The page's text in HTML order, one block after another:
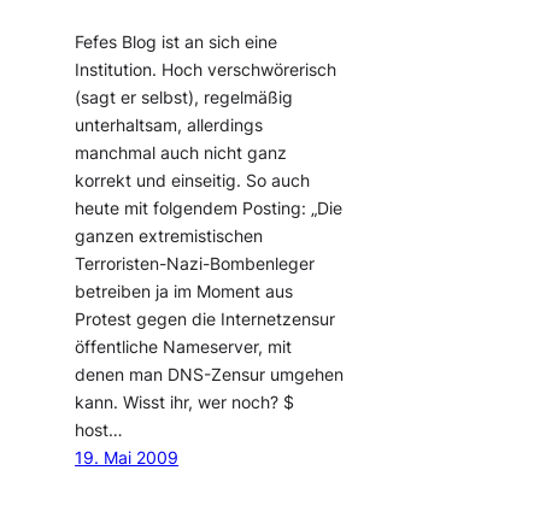
Fefes Blog ist an sich eine
Institution. Hoch verschwörerisch
(sagt er selbst), regelmäßig
unterhaltsam, allerdings
manchmal auch nicht ganz
korrekt und einseitig. So auch
heute mit folgendem Posting: „Die
ganzen extremistischen
Terroristen-Nazi-Bombenleger
betreiben ja im Moment aus
Protest gegen die Internetzensur
öffentliche Nameserver, mit
denen man DNS-Zensur umgehen
kann. Wisst ihr, wer noch? $
host…
19. Mai 2009